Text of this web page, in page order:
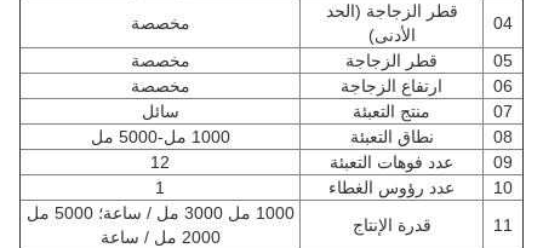
04
قطر الزجاجة (الحد
الأدنى)
مخصصة
05
قطر الزجاجة
مخصصة
06
ارتفاع الزجاجة
مخصصة
07
منتج التعبئة
سائل
08
نطاق التعبئة
1000 مل-5000 مل
09
عدد فوهات التعبئة
12
10
عدد رؤوس الغطاء
11
قدرة الإنتاج
1000 مل 3000 مل / ساعة؛ 5000 مل
2000 مل / ساعة